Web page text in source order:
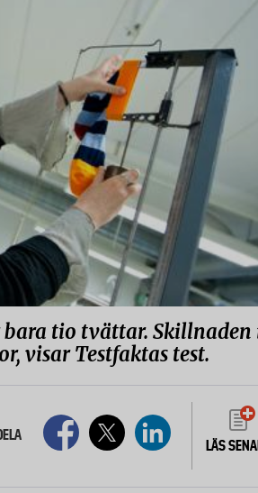
tio tvättar. Skillnaden
visar Testfaktas test.
LÄS